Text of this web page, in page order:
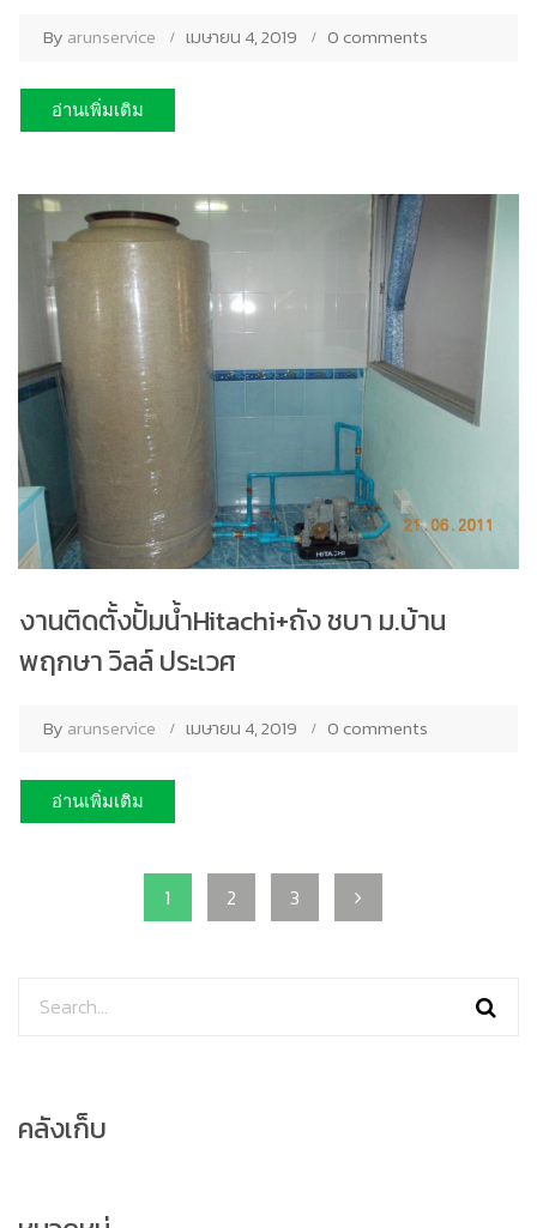
By arunservice เมษายน 4, 2019 0 comments
อ่านเพิ่มเติม
งานติดตั้งปั้มน้ำHitachi+ถัง ชบา ม.บ้าน
พฤกษา วิลล์ ประเวศ
By arunservice เมษายน 4, 2019 0 comments
อ่านเพิ่มเติม
1 2 3
คลังเก็บ